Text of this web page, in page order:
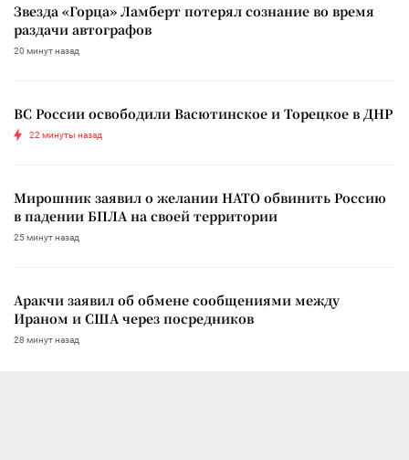
Звезда «Горца» Ламберт потерял сознание во время
раздачи автографов
20 минут назад
ВС России освободили Васютинское и Торецкое в ДНР
22 минуты назад
Мирошник заявил о желании НАТО обвинить Россию
в падении БПЛА на своей территории
25 минут назад
Аракчи заявил об обмене сообщениями между
Ираном и США через посредников
28 минут назад